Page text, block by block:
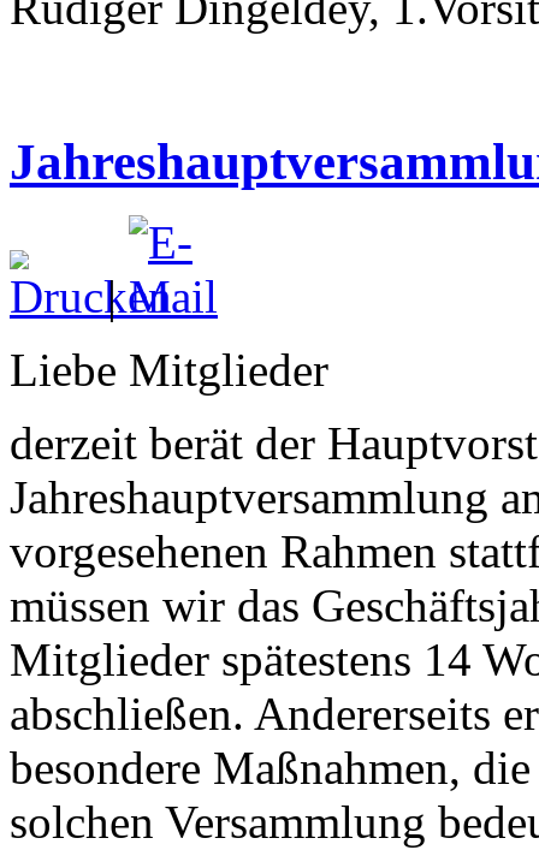
|
Liebe Mitglieder
derzeit berät der
Jahreshauptversammlung
vorgesehenen Rahmen
müssen wir das
Mitglieder spätestens 14
abschließen. Andererseits
besondere Maßnahmen,
solchen Versammlung